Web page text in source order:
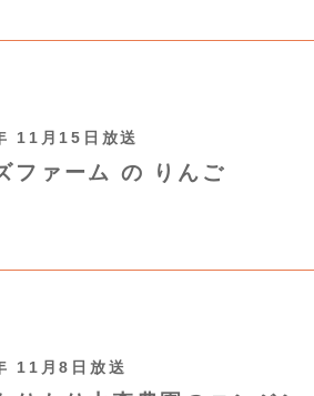
11月15日放送
ファーム の りんご
11月8日放送